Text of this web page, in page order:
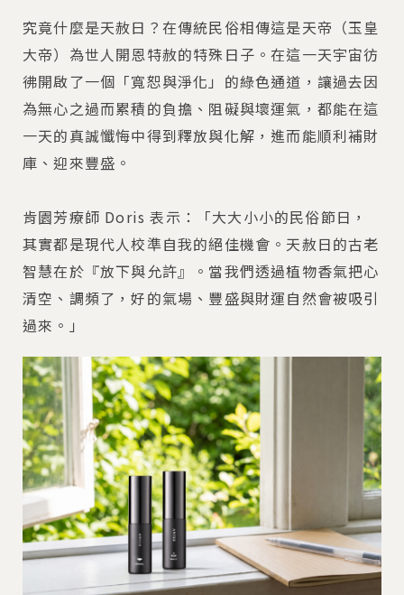
究竟什麼是天赦日？在傳統民俗相傳這是天帝（玉皇
大帝）為世人開恩特赦的特殊日子。在這一天宇宙彷
彿開啟了一個「寬恕與淨化」的綠色通道，讓過去因
為無心之過而累積的負擔、阻礙與壞運氣，都能在這
一天的真誠懺悔中得到釋放與化解，進而能順利補財
庫、迎來豐盛。
肯園芳療師 Doris 表示：「大大小小的民俗節日，
其實都是現代人校準自我的絕佳機會。天赦日的古老
智慧在於『放下與允許』。當我們透過植物香氣把心
清空、調頻了，好的氣場、豐盛與財運自然會被吸引
過來。」